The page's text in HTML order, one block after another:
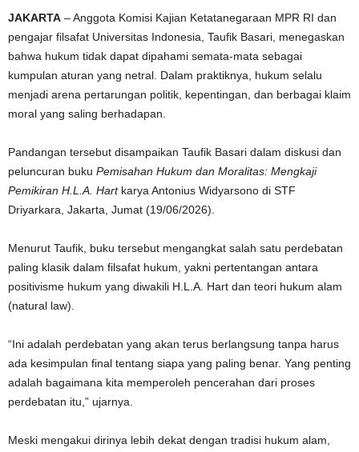
JAKARTA – Anggota Komisi Kajian Ketatanegaraan MPR RI dan
pengajar filsafat Universitas Indonesia, Taufik Basari , menegaskan
bahwa hukum tidak dapat dipahami semata-mata sebagai
kumpulan aturan yang netral. Dalam praktiknya, hukum selalu
menjadi arena pertarungan politik, kepentingan, dan berbagai klaim
moral yang saling berhadapan.
Pandangan tersebut disampaikan Taufik Basari dalam diskusi dan
peluncuran buku Pemisahan Hukum dan Moralitas: Mengkaji
Pemikiran H.L.A. Hartkarya Antonius Widyarsono di STF
Driyarkara, Jakarta, Jumat (19/06/2026).
Menurut Taufik, buku tersebut mengangkat salah satu perdebatan
paling klasik dalam filsafat hukum, yakni pertentangan antara
positivisme hukum yang diwakili H.L.A. Hart dan teori hukum alam
(natural law).
“Ini adalah perdebatan yang akan terus berlangsung tanpa harus
ada kesimpulan final tentang siapa yang paling benar. Yang penting
adalah bagaimana kita memperoleh pencerahan dari proses
perdebatan itu,” ujarnya.
Meski mengakui dirinya lebih dekat dengan tradisi hukum alam,